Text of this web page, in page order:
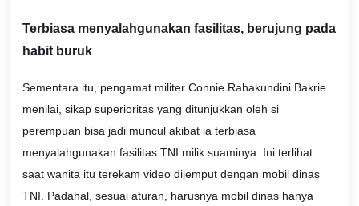
Terbiasa menyalahgunakan fasilitas, berujung pada
habit buruk
Sementara itu, pengamat militer Connie Rahakundini Bakrie
menilai, sikap superioritas yang ditunjukkan oleh si
perempuan bisa jadi muncul akibat ia terbiasa
menyalahgunakan fasilitas TNI milik suaminya. Ini terlihat
saat wanita itu terekam video dijemput dengan mobil dinas
TNI. Padahal, sesuai aturan, harusnya mobil dinas hanya